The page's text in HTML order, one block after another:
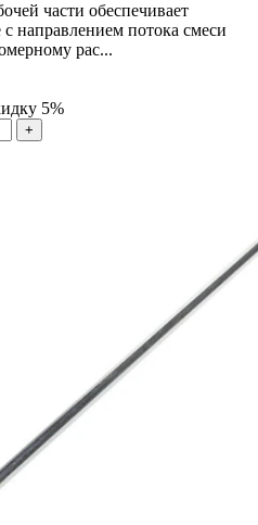
части обеспечивает
направлением потока смеси
рас...
5%
+